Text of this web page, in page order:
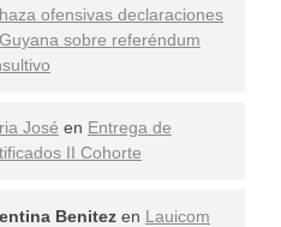
ofensivas declaraciones
sobre referéndum
José en Entrega de
II Cohorte
Benitez en Lauicom